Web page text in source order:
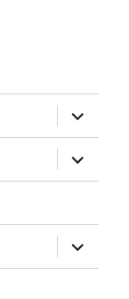
rozwiń
menu
potomne
rozwiń
menu
potomne
rozwiń
menu
potomne